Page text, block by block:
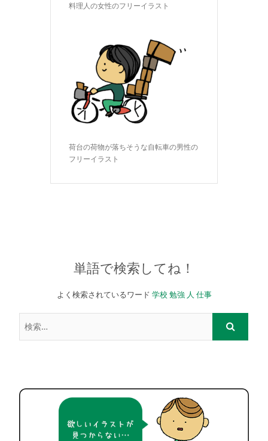
料理人の女性のフリーイラスト
荷台の荷物が落ちそうな自転車の男性の
フリーイラスト
単語で検索してね！
よく検索されているワード 学校 勉強 人 仕事